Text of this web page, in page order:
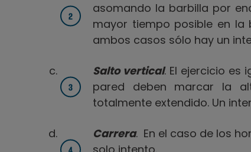
asomando la barbilla por
mayor tiempo posible en la
ambos casos sólo hay un
Salto vertical. El ejercicio es
pared deben marcar la
totalmente extendido. Un
Carrera. En el caso de los